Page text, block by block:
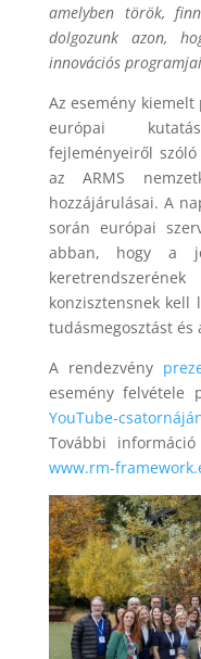
amelyben török,
dolgozunk azon,
innovációs
Az esemény
európai
fejleményeiről
az ARMS
hozzájárulásai. A
során európai
abban, hogy a
konzisztensnek
tudásmegosztást és
A rendezvény
esemény felvétele
YouTube-
További
www.rm-